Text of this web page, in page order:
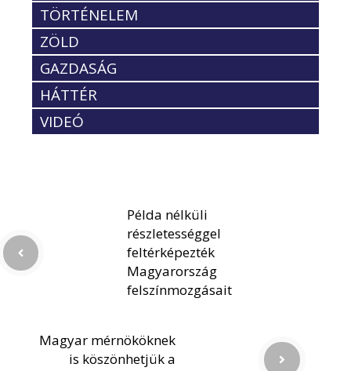
TÖRTÉNELEM
ZÖLD
GAZDASÁG
HÁTTÉR
VIDEÓ
Példa nélküli
részletességgel
feltérképezték
Magyarország
felszínmozgásait
Magyar mérnököknek
is köszönhetjük a